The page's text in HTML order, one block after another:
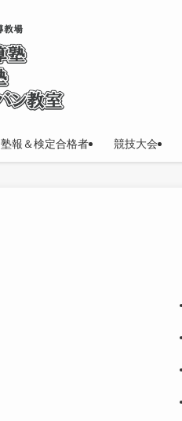
塾報＆検定合格者 競技大会